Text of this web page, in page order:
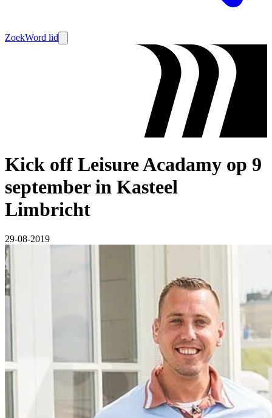
ZoekWord lid
Kick off Leisure Acadamy op 9
september in Kasteel
Limbricht
29-08-2019